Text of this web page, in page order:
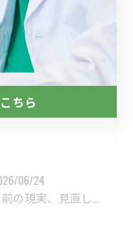
07/01
視点の大切さ。
06/24
ちら
ちら